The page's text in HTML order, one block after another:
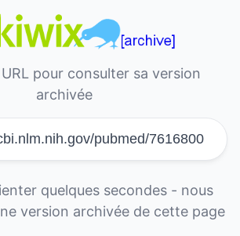
pour consulter sa version
archivée
quelques secondes - nous
version archivée de cette page